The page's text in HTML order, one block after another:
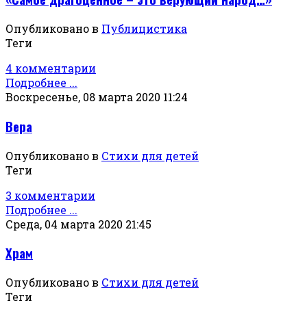
Опубликовано в Публицистика
Теги
4 комментарии
Подробнее ...
Воскресенье, 08 марта 2020 11:24
Вера
Опубликовано в Стихи для детей
Теги
3 комментарии
Подробнее ...
Среда, 04 марта 2020 21:45
Храм
Опубликовано в Стихи для детей
Теги